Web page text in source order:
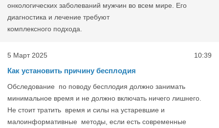
онкологических заболеваний мужчин во всем мире. Его
диагностика и лечение требуют
комплексного подхода.
5 Март 2025 10:39
Как установить причину бесплодия
Обследование по поводу бесплодия должно занимать
минимальное время и не должно включать ничего лишнего.
Не стоит тратить время и силы на устаревшие и
малоинформативные методы, если есть современные